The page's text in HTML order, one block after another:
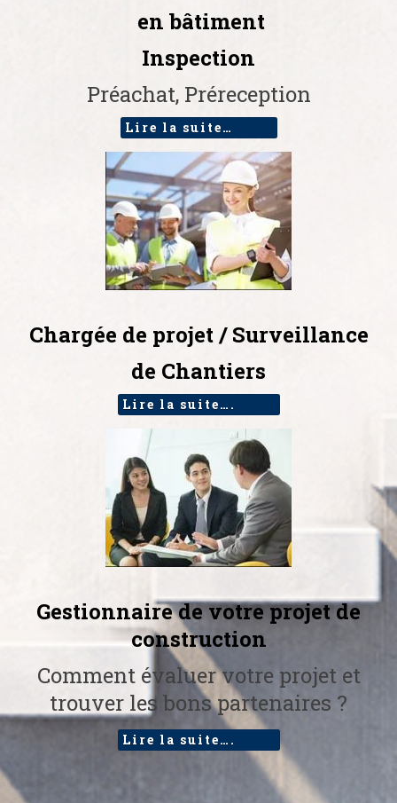
en bâtiment
Inspection
Préachat, Préreception
Lire la suite…
Chargée de projet / Surveillance
de Chantiers
Lire la suite….
Gestionnaire de votre projet de
construction
Comment évaluer votre projet et
trouver les bons partenaires ?
Lire la suite….